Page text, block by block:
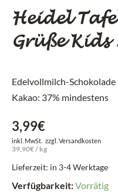
Heidel
Grüße Kids
Edelvollmilch-Schokolade
Kakao: 37% mindestens
3,99€
inkl. MwSt. zzgl. Versandkosten
39,90€/ kg
Lieferzeit: in 3-4 Werktage
Verfügbarkeit:Vorrätig